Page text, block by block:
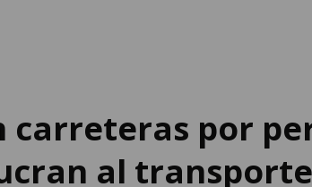
carreteras por
al